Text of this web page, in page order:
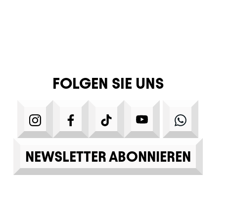
FOLGEN SIE UNS
INSTAGRAMFACEBOOK
TIKTOK YOUTUBE
NEWSLETTER ABONNIEREN